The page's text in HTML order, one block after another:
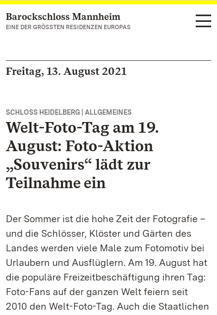
Zum Hauptinhalt springen
Barockschloss Mannheim
EINE DER GRÖSSTEN RESIDENZEN EUROPAS
Freitag, 13. August 2021
SCHLOSS HEIDELBERG | ALLGEMEINES
Welt-Foto-Tag am 19.
August: Foto-Aktion
„Souvenirs“ lädt zur
Teilnahme ein
Der Sommer ist die hohe Zeit der Fotografie –
und die Schlösser, Klöster und Gärten des
Landes werden viele Male zum Fotomotiv bei
Urlaubern und Ausflüglern. Am 19. August hat
die populäre Freizeitbeschäftigung ihren Tag:
Foto-Fans auf der ganzen Welt feiern seit
2010 den Welt-Foto-Tag. Auch die Staatlichen